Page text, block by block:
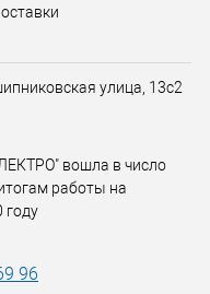
улица, 13с2
вошла в число
работы на
году
96